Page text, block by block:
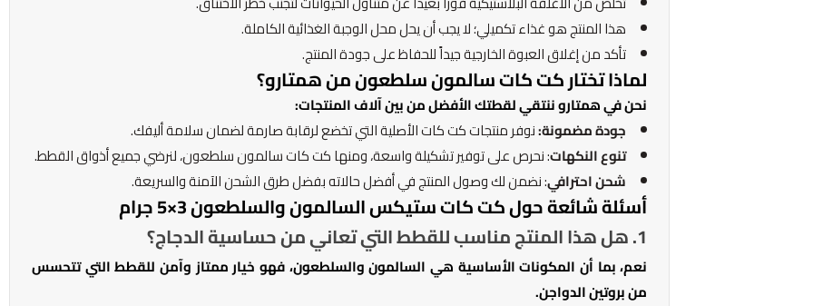
هذا المنتج هو غذاء تكميلي؛ لا يجب أن يحل محل الوجبة الغذائية الكاملة.
تأكد من إغلاق العبوة الخارجية جيداً للحفاظ على جودة المنتج.
لماذا تختار كت كات سالمون سلطعون من همتارو؟
نحن في همتارو ننتقي لقطتك الأفضل من بين آلاف المنتجات:
جودة مضمونة:نوفر منتجات كت كات الأصلية التي تخضع لرقابة صارمة لضمان سلامة أليفك.
تنوع النكهات: نحرص على توفير تشكيلة واسعة، ومنها كت كات سالمون سلطعون، لنرضي جميع أذواق القطط.
شحن احترافي: نضمن لك وصول المنتج في أفضل حالاته بفضل طرق الشحن الآمنة والسريعة.
أسئلة شائعة حول كت كات ستيكس السالمون والسلطعون 3×5 جرام
1. هل هذا المنتج مناسب للقطط التي تعاني من حساسية الدجاج؟
نعم، بما أن المكونات الأساسية هي السالمون والسلطعون، فهو خيار ممتاز وآمن للقطط التي تتحسس
من بروتين الدواجن.